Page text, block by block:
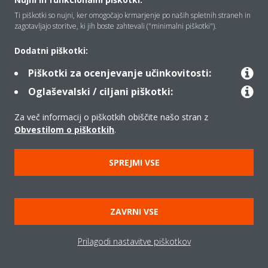
Rešitve
Kontakt
Izdelki
Copyright © Daikin
Pravno obvestilo
Obvestilo o piškotkih
Uredba o varstvu podatkov
Načela podjetja
Poslovna določila in pogoji
Ti piškotki so nujni, ker omogočajo krmarjenje po naših spletnih straneh in
zagotavljajo storitve, ki jih boste zahtevali ("minimalni piškotki").
Dodatni piškotki:
Piškotki za ocenjevanje učinkovitosti:
Oglaševalski / ciljani piškotki:
Za več informacij o piškotkih obiščite našo stran z
Obvestilom o piškotkih.
SPREJMI VSE
ZAVRNI VSE
Prilagodi nastavitve piškotkov